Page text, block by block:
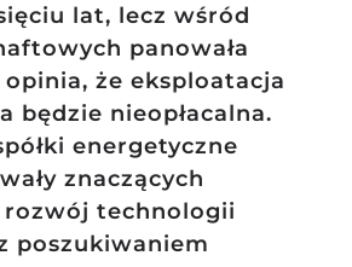
lat, lecz wśród
panowała
że eksploatacja
będzie nieopłacalna.
energetyczne
znaczących
technologii
poszukiwaniem